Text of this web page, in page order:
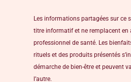
Les informations partagées sur ce
titre informatif et ne remplacent en
professionnel de santé. Les
rituels et des produits présentés
démarche de bien-être et peuvent
l’autre.